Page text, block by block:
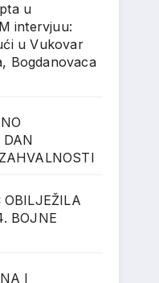
u
intervjuu:
u Vukovar
Bogdanovaca
DAN
OBILJEŽILA
BOJNE
I